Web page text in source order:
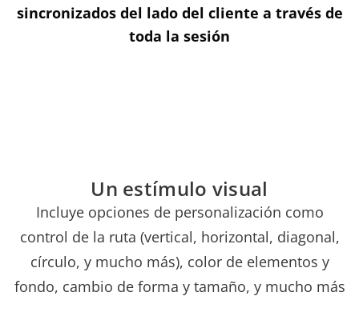
sincronizados del lado del cliente a través de
toda la sesión
Un estímulo visual
Incluye opciones de personalización como
control de la ruta (vertical, horizontal, diagonal,
círculo, y mucho más), color de elementos y
fondo, cambio de forma y tamaño, y mucho más